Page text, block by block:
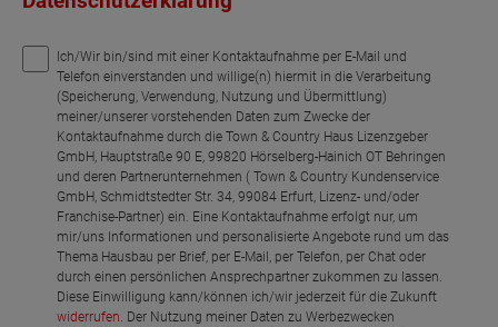
Ich/Wir bin/sind mit einer Kontaktaufnahme per E-Mail und
Telefon einverstanden und willige(n) hiermit in die Verarbeitung
(Speicherung, Verwendung, Nutzung und Übermittlung)
meiner/unserer vorstehenden Daten zum Zwecke der
Kontaktaufnahme durch die Town & Country Haus Lizenzgeber
GmbH, Hauptstraße 90 E, 99820 Hörselberg-Hainich OT Behringen
und deren Partnerunternehmen ( Town & Country Kundenservice
GmbH, Schmidtstedter Str. 34, 99084 Erfurt, Lizenz- und/oder
Franchise-Partner) ein. Eine Kontaktaufnahme erfolgt nur, um
mir/uns Informationen und personalisierte Angebote rund um das
Thema Hausbau per Brief, per E-Mail, per Telefon, per Chat oder
durch einen persönlichen Ansprechpartner zukommen zu lassen.
Diese Einwilligung kann/können ich/wir jederzeit für die Zukunft
widerrufen. Der Nutzung meiner Daten zu Werbezwecken